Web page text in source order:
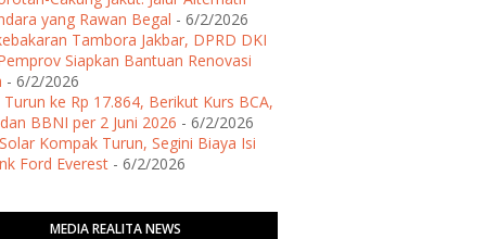
yang Rawan Begal - 6/2/2026
Tambora Jakbar, DPRD DKI
Siapkan Bantuan Renovasi
- 6/2/2026
Turun ke Rp 17.864, Berikut Kurs BCA,
BBNI per 2 Juni 2026 - 6/2/2026
Kompak Turun, Segini Biaya Isi
Ford Everest - 6/2/2026
MEDIA REALITA NEWS